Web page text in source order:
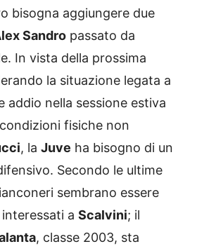
bisogna aggiungere due
Sandro passato da
In vista della prossima
la situazione legata a
addio nella sessione estiva
fisiche non
, la Juve ha bisogno di un
Secondo le ultime
sembrano essere
a Scalvini; il
, classe 2003, sta